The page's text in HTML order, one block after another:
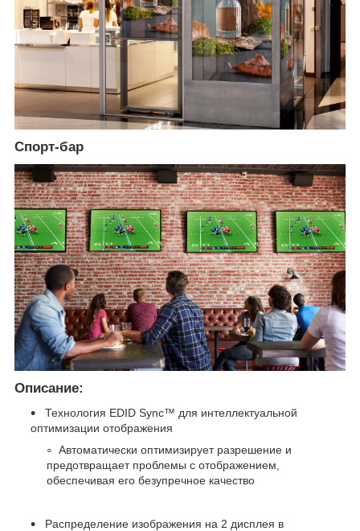
Спорт-бар
Описание:
Технология EDID Sync™ для интеллектуальной
оптимизации отображения
Автоматически оптимизирует разрешение и
предотвращает проблемы с отображением,
обеспечивая его безупречное качество
Распределение изображения на 2 дисплея в